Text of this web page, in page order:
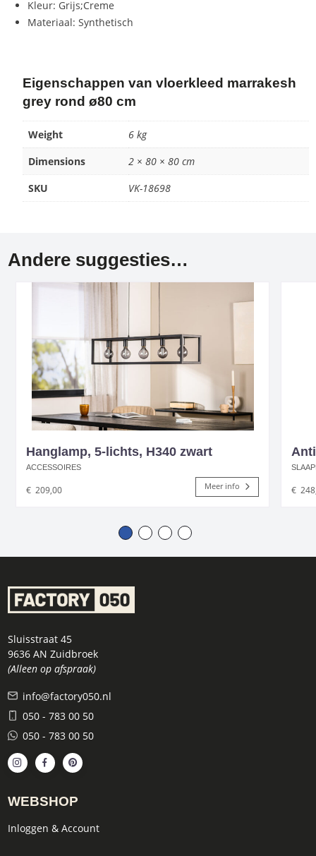
Kleur: Grijs;Creme
Materiaal: Synthetisch
Eigenschappen van vloerkleed marrakesh
grey rond ø80 cm
Weight
6 kg
Dimensions
2 × 80 × 80 cm
SKU
VK-18698
Andere suggesties…
Hanglamp, 5-lichts, H340 zwart
ACCESSOIRES
€ 209,00 Meer info €
Sluisstraat 45
9636 AN Zuidbroek
(Alleen op afspraak)
info@factory050.nl
050 - 783 00 50
050 - 783 00 50
WEBSHOP
Inloggen & Account